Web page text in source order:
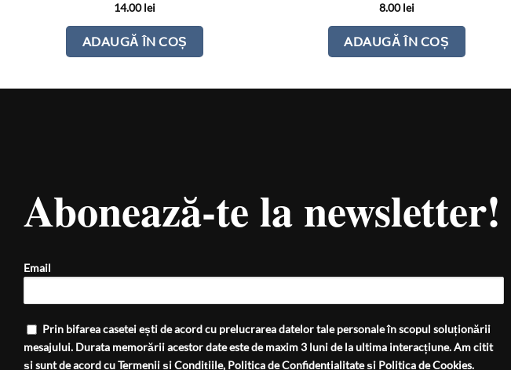
14.00lei
ADAUGĂ ÎN COȘ
8.00lei
ADAUGĂ ÎN COȘ
Abonează-te la newsletter!
Email
Prin bifarea casetei ești de acord cu prelucrarea datelor tale personale în scopul soluționării
mesajului. Durata memorării acestor date este de maxim 3 luni de la ultima interacțiune. Am citit
și sunt de acord cuTermenii și Condițiile, Politica de Confidențialitateși Politica de Cookies.